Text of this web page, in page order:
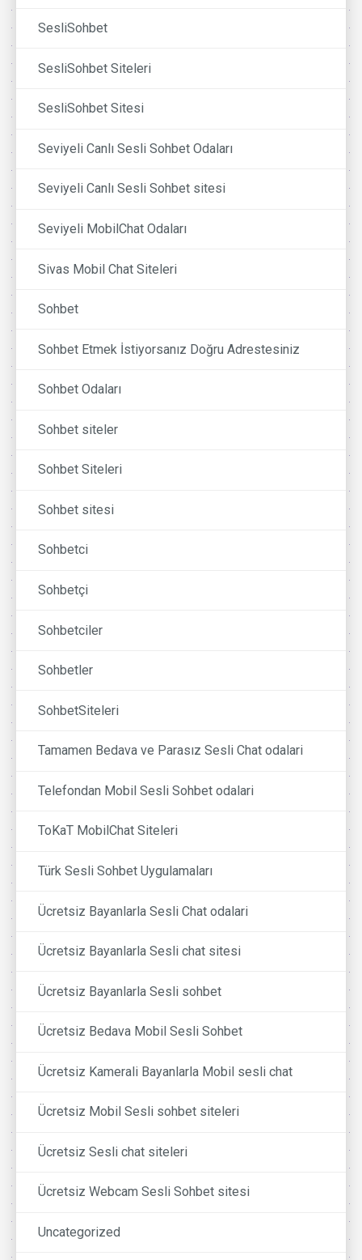
SesliSohbet
SesliSohbet Siteleri
SesliSohbet Sitesi
Seviyeli Canlı Sesli Sohbet Odaları
Seviyeli Canlı Sesli Sohbet sitesi
Seviyeli MobilChat Odaları
Sivas Mobil Chat Siteleri
Sohbet
Sohbet Etmek İstiyorsanız Doğru Adrestesiniz
Sohbet Odaları
Sohbet siteler
Sohbet Siteleri
Sohbet sitesi
Sohbetci
Sohbetçi
Sohbetciler
Sohbetler
SohbetSiteleri
Tamamen Bedava ve Parasız Sesli Chat odalari
Telefondan Mobil Sesli Sohbet odalari
ToKaT MobilChat Siteleri
Türk Sesli Sohbet Uygulamaları
Ücretsiz Bayanlarla Sesli Chat odalari
Ücretsiz Bayanlarla Sesli chat sitesi
Ücretsiz Bayanlarla Sesli sohbet
Ücretsiz Bedava Mobil Sesli Sohbet
Ücretsiz Kamerali Bayanlarla Mobil sesli chat
Ücretsiz Mobil Sesli sohbet siteleri
Ücretsiz Sesli chat siteleri
Ücretsiz Webcam Sesli Sohbet sitesi
Uncategorized